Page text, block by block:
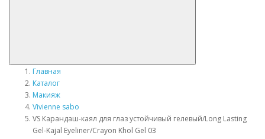
Главная
Каталог
Макияж
Vivienne sabo
VS Карандаш-каял для глаз устойчивый гелевый/Long Lasting
Gel-Kajal Eyeliner/Crayon Khol Gel 03